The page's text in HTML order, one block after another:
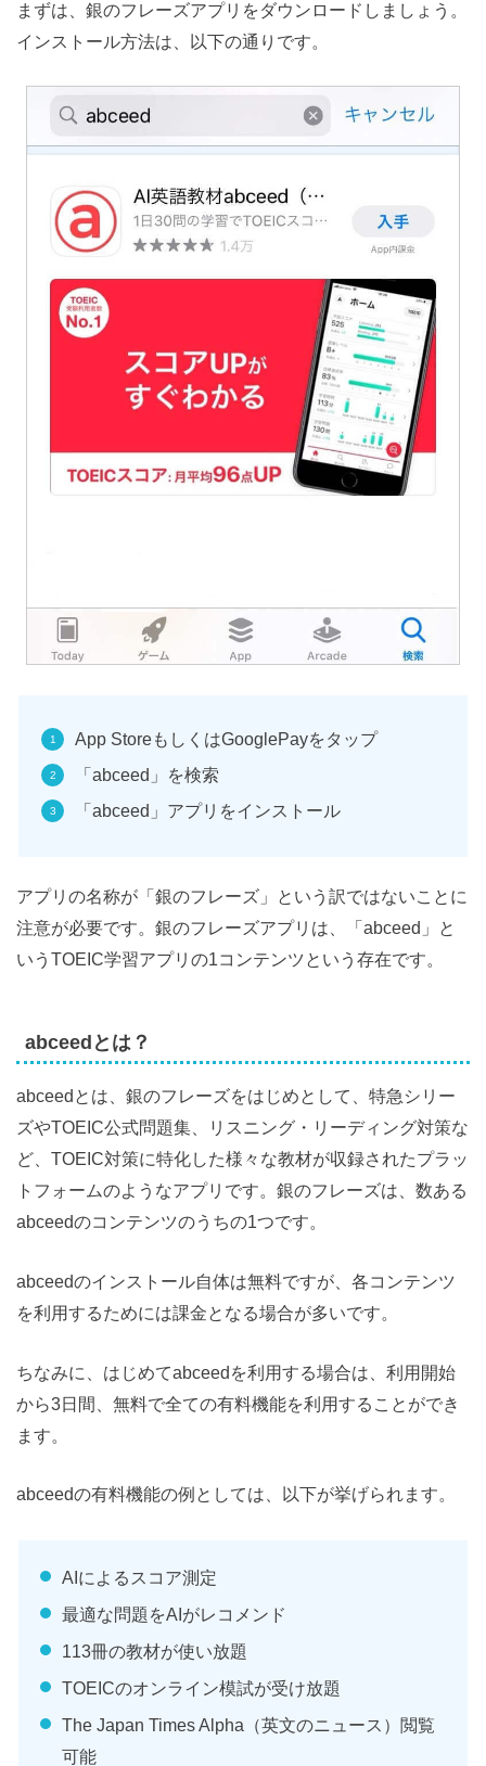
まずは、銀のフレーズアプリをダウンロードしましょう。
インストール方法は、以下の通りです。
App StoreもしくはGooglePayをタップ
「abceed」を検索
「abceed」アプリをインストール
アプリの名称が「銀のフレーズ」という訳ではないことに
注意が必要です。銀のフレーズアプリは、「abceed」と
いうTOEIC学習アプリの1コンテンツという存在です。
abceedとは？
abceedとは、銀のフレーズをはじめとして、特急シリー
ズやTOEIC公式問題集、リスニング・リーディング対策な
ど、TOEIC対策に特化した様々な教材が収録されたプラッ
トフォームのようなアプリです。銀のフレーズは、数ある
abceedのコンテンツのうちの1つです。
abceedのインストール自体は無料ですが、各コンテンツ
を利用するためには課金となる場合が多いです。
ちなみに、はじめてabceedを利用する場合は、利用開始
から3日間、無料で全ての有料機能を利用することができ
ます。
abceedの有料機能の例としては、以下が挙げられます。
AIによるスコア測定
最適な問題をAIがレコメンド
113冊の教材が使い放題
TOEICのオンライン模試が受け放題
The Japan Times Alpha（英文のニュース）閲覧
可能